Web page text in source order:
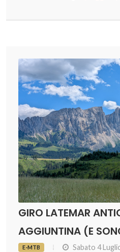
GIRO LATEMAR
AGGIUNTINA (E
E-MTB
Sabato 4